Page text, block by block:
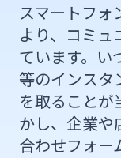
スマートフォ
より、コミュ
ています。い
等のインスタ
を取ることが
かし、企業や
合わせフォー